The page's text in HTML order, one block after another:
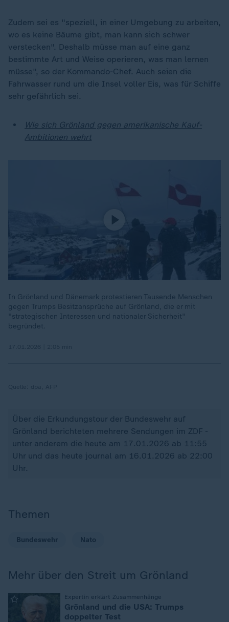
Zudem sei es "speziell, in einer Umgebung zu arbeiten,
wo es keine Bäume gibt, man kann sich schwer
verstecken". Deshalb müsse man auf eine ganz
bestimmte Art und Weise operieren, was man lernen
müsse", so der Kommando-Chef. Auch seien die
Fahrwasser rund um die Insel voller Eis, was für Schiffe
sehr gefährlich sei.
Wie sich Grönland gegen amerikanische Kauf-
Ambitionen wehrt
In Grönland und Dänemark protestieren Tausende Menschen
gegen Trumps Besitzansprüche auf Grönland, die er mit
"strategischen Interessen und nationaler Sicherheit"
begründet.
Über die Erkundungstour der Bundeswehr auf
Grönland berichteten mehrere Sendungen im ZDF -
unter anderem die heute am 17.01.2026 ab 11:55
Uhr und das heute journal am 16.01.2026 ab 22:00
Uhr.
Themen
Bundeswehr Nato
Mehr über den Streit um Grönland
Expertin erklärt Zusammenhänge
Grönland und die USA: Trumps
doppelter Test